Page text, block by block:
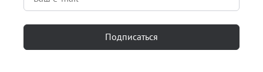
Подписаться